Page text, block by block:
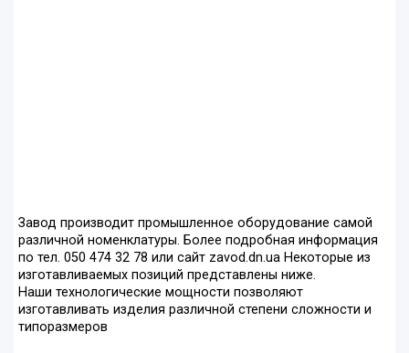
Завод производит промышленное оборудование самой
различной номенклатуры. Более подробная информация
по тел. 050 474 32 78 или сайт zavod.dn.ua Некоторые из
изготавливаемых позиций представлены ниже.
Наши технологические мощности позволяют
изготавливать изделия различной степени сложности и
типоразмеров